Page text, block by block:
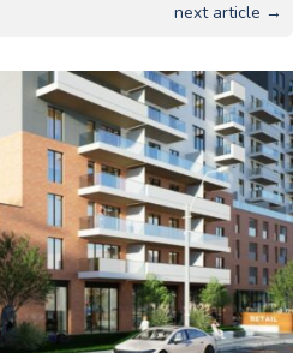
next article →